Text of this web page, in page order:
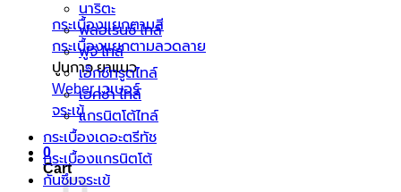
กระเบื้องแยกตามสี
กระเบื้องแยกตามลวดลาย
ปูนกาว ยาแนว
Weber เวเบอร์
จระเข้
0
Cart
นาริตะ
ฟลอเรนซ์ ไทล์
ฟูจิ ไทล์
เอ็กซ์ทรูดไทล์
เฮคซ่า ไทล์
แกรนิตโต้ไทล์
กระเบื้องเดอะตรีทัช
กระเบื้องแกรนิตโต้
กันซึมจระเข้